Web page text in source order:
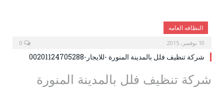
النظافه العامه
10 نوفمبر، 2015
شركة تنظيف فلل بالمدينة المنورة -للايجار-00201124705288
شركة تنظيف فلل بالمدينة المنورة